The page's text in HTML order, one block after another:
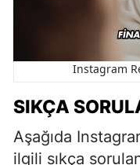
Instagram
SIKÇA
Aşağıda
ilgili sıkça